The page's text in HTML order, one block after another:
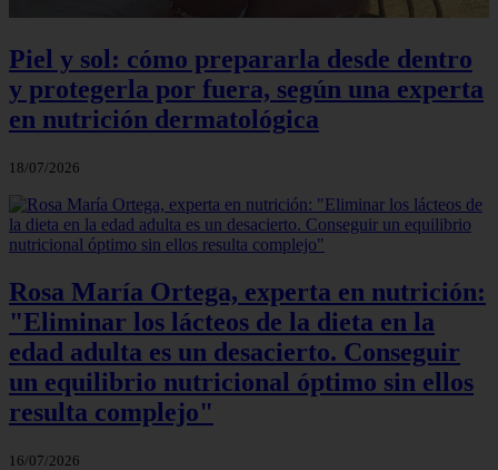
Piel y sol: cómo prepararla desde dentro
y protegerla por fuera, según una experta
en nutrición dermatológica
18/07/2026
Rosa María Ortega, experta en nutrición:
"Eliminar los lácteos de la dieta en la
edad adulta es un desacierto. Conseguir
un equilibrio nutricional óptimo sin ellos
resulta complejo"
16/07/2026